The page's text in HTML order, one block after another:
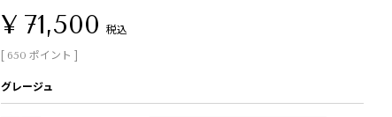
¥ 71,500 税込
[ 650 ポイント ]
グレージュ